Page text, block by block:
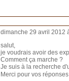
dimanche 29 avril 2012
salut,
je voudrais avoir des
Comment ça marche ?
Je suis à la recherche
Merci pour vos réponses